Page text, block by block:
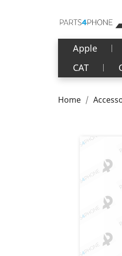
Apple
CAT
Home